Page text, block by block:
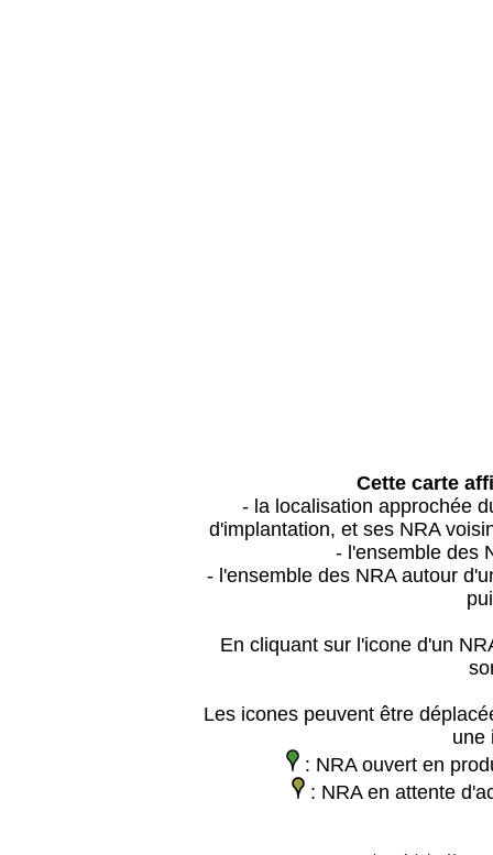
Cette carte
- la localisation approchée
d'implantation, et ses NRA
- l'ensemble des
- l'ensemble des NRA autour
En cliquant sur l'icone d'un
Les icones peuvent être
une
: NRA ouvert en
: NRA en attente